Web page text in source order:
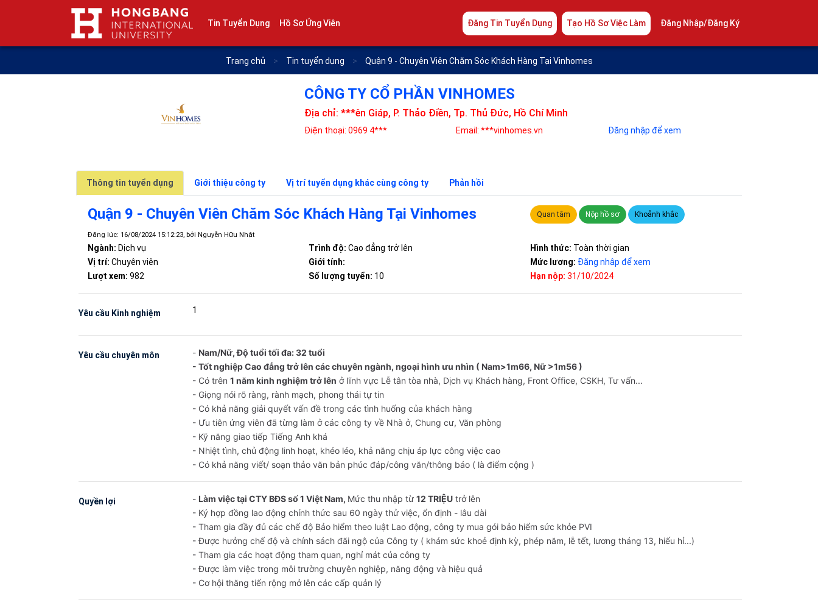
Tin Tuyển Dụng Hồ Sơ Ứng Viên Đăng Tin Tuyển Dụng Tạo Hồ Sơ Việc Làm Đăng Nhập/Đăng Ký
Trang chủ > Tin tuyển dụng > Quận 9 - Chuyên Viên Chăm Sóc Khách Hàng Tại Vinhomes
CÔNG TY CỔ PHẦN VINHOMES
Địa chỉ: ***ên Giáp, P. Thảo Điền, Tp. Thủ Đức, Hồ Chí Minh
Điện thoại: 0969 4*** Email: ***vinhomes.vn Đăng nhập để xem
Thông tin tuyển dụng Giới thiệu công ty Vị trí tuyển dụng khác cùng công ty Phản hồi
Quận 9 - Chuyên Viên Chăm Sóc Khách Hàng Tại Vinhomes
Đăng lúc: 16/08/2024 15:12:23, bởi Nguyễn Hữu Nhật
Quan tâm Nộp hồ sơ Khoảnh khắc
Ngành: Dịch vụ Trình độ:Cao đẳng trở lên Hình thức: Toàn thời gian
Vị trí: Chuyên viên Giới tính: Mức lương: Đăng nhập để xem
Lượt xem: 982 Số lượng tuyển: 10 Hạn nộp: 31/10/2024
Yêu cầu Kinh nghiệm 1
Yêu cầu chuyên môn - Nam/Nữ, Độ tuổi tối đa: 32 tuổi
- Tốt nghiệp Cao đẳng trở lên các chuyên ngành, ngoại hình ưu nhìn ( Nam>1m66, Nữ >1m56 )
- Có trên 1 năm kinh nghiệm trở lên ở lĩnh vực Lễ tân tòa nhà, Dịch vụ Khách hàng, Front Office, CSKH, Tư vấn...
- Giọng nói rõ ràng, rành mạch, phong thái tự tin
- Có khả năng giải quyết vấn đề trong các tình huống của khách hàng
- Ưu tiên ứng viên đã từng làm ở các công ty về Nhà ở, Chung cư, Văn phòng
- Kỹ năng giao tiếp Tiếng Anh khá
- Nhiệt tình, chủ động linh hoạt, khéo léo, khả năng chịu áp lực công việc cao
- Có khả năng viết/ soạn thảo văn bản phúc đáp/công văn/thông báo ( là điểm cộng )
Quyền lợi - Làm việc tại CTY BĐS số 1 Việt Nam, Mức thu nhập từ 12 TRIỆUtrở lên
- Ký hợp đồng lao động chính thức sau 60 ngày thử việc, ổn định - lâu dài
- Tham gia đầy đủ các chế độ Bảo hiểm theo luật Lao động, công ty mua gói bảo hiểm sức khỏe PVI
- Được hưởng chế độ và chính sách đãi ngộ của Công ty ( khám sức khoẻ định kỳ, phép năm, lễ tết, lương tháng 13, hiếu hỉ...)
- Tham gia các hoạt động tham quan, nghỉ mát của công ty
- Được làm việc trong môi trường chuyên nghiệp, năng động và hiệu quả
- Cơ hội thăng tiến rộng mở lên các cấp quản lý